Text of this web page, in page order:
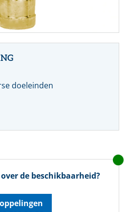
doeleinden
de beschikbaarheid?